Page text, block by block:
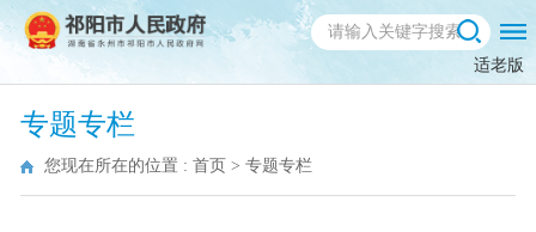
适老版
专题专栏
您现在所在的位置 : 首页 > 专题专栏